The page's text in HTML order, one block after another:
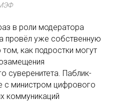
в роли модератора
провёл уже собственную
как подростки могут
суверенитета. Паблик-
с министром цифрового
коммуникаций